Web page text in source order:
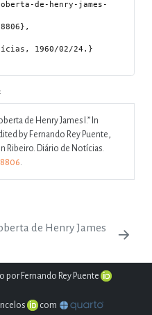
de-henry-james-
de Henry James I.” In
by Fernando Rey Puente,
Ribeiro. Diário de Notícias.
de Henry James
Fernando Rey Puente
com